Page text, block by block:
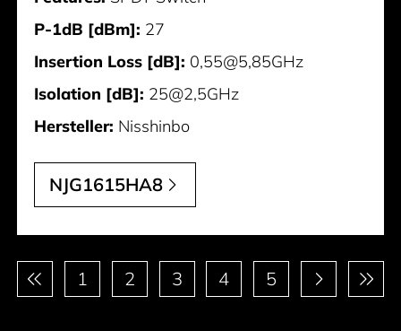
P-1dB [dBm]: 27
Insertion Loss [dB]: 0,55@5,85GHz
Isolation [dB]: 25@2,5GHz
Hersteller: Nisshinbo
NJG1615HA8
Paginierung
1 2 3 4 5